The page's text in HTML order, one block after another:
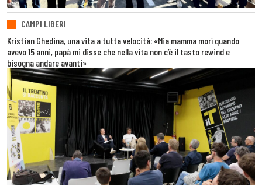
CAMPI LIBERI
Kristian Ghedina, una vita a tutta velocità: «Mia mamma morì quando
avevo 15 anni, papà mi disse che nella vita non c’è il tasto rewind e
bisogna andare avanti»